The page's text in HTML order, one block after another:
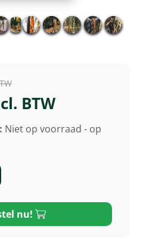
BTW
Niet op voorraad - op
nu!